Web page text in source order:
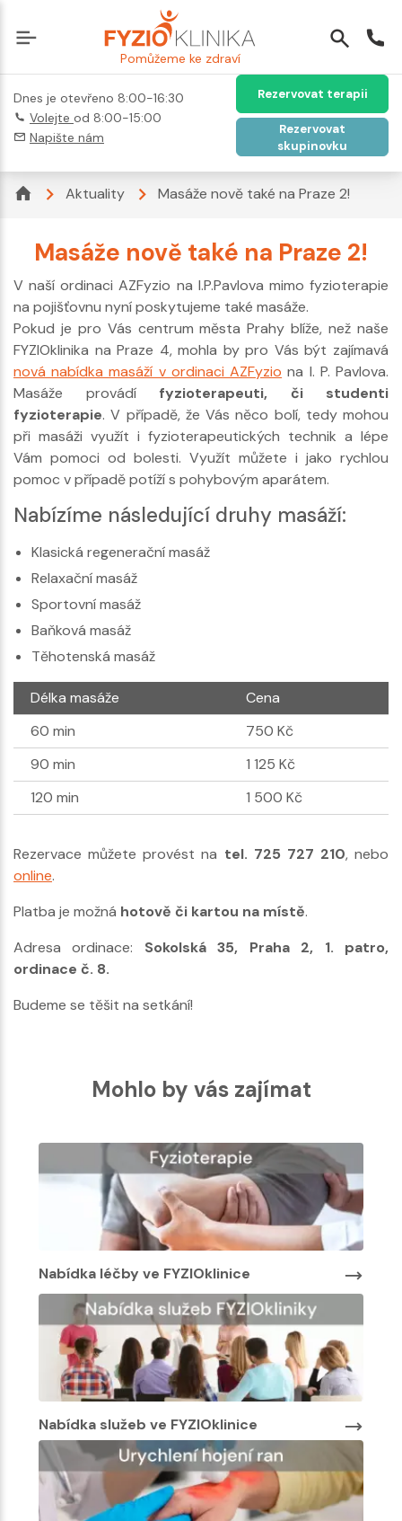
Pomůžeme ke zdraví
Dnes je otevřeno 8:00-16:30
Volejte od 8:00-15:00
Napište nám
Rezervovat terapii
Rezervovat
skupinovku
Aktuality Masáže nově také na Praze 2!
Masáže nově také na Praze 2!
V naší ordinaci AZFyzio na I.P.Pavlova mimo fyzioterapie
na pojišťovnu nyní poskytujeme také masáže.
Pokud je pro Vás centrum města Prahy blíže, než naše
FYZIOklinika na Praze 4, mohla by pro Vás být zajímavá
nová nabídka masáží v ordinaci AZFyzio na I. P. Pavlova.
Masáže provádí fyzioterapeuti, či studenti
fyzioterapie. V případě, že Vás něco bolí, tedy mohou
při masáži využít i fyzioterapeutických technik a lépe
Vám pomoci od bolesti. Využít můžete i jako rychlou
pomoc v případě potíží s pohybovým aparátem.
Nabízíme následující druhy masáží:
Klasická regenerační masáž
Relaxační masáž
Sportovní masáž
Baňková masáž
Těhotenská masáž
Délka masáže
Cena
60 min
750 Kč
90 min
1 125 Kč
120 min
1 500 Kč
Rezervace můžete provést na tel. 725 727 210, nebo
online.
Platba je možná hotově či kartou na místě.
Adresa ordinace: Sokolská 35, Praha 2, 1. patro,
ordinace č. 8.
Budeme se těšit na setkání!
Mohlo by vás zajímat
Nabídka léčby ve FYZIOklinice
Nabídka služeb ve FYZIOklinice